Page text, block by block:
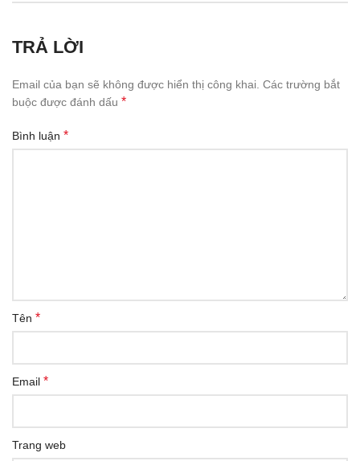
TRẢ LỜI
Email của bạn sẽ không được hiển thị công khai. Các trường bắt
buộc được đánh dấu *
Bình luận *
Tên *
Email *
Trang web